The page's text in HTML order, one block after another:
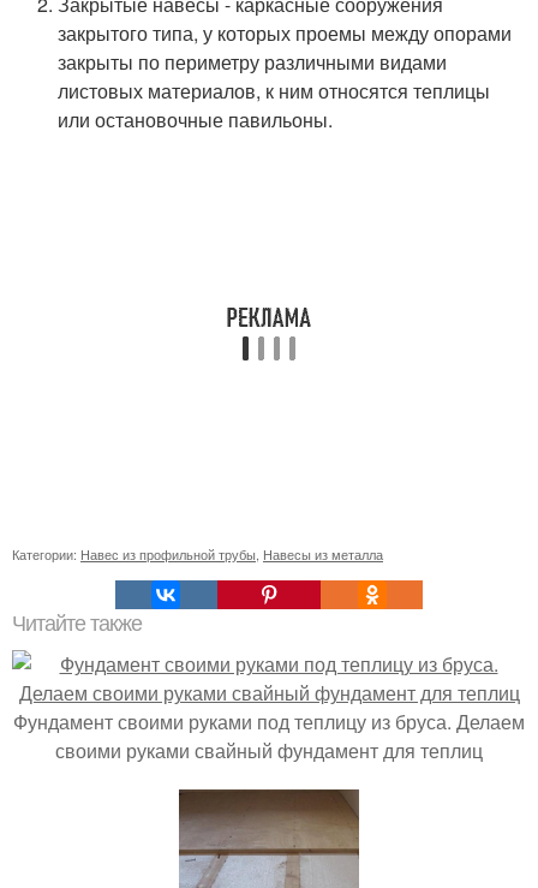
закрытого типа, у которых проемы между опорами
закрыты по периметру различными видами
листовых материалов, к ним относятся теплицы
или остановочные павильоны.
Категории: Навес из профильной трубы Навесы из металла
Читайте также
Фундамент своими руками под теплицу из бруса. Делаем
своими руками свайный фундамент для теплиц